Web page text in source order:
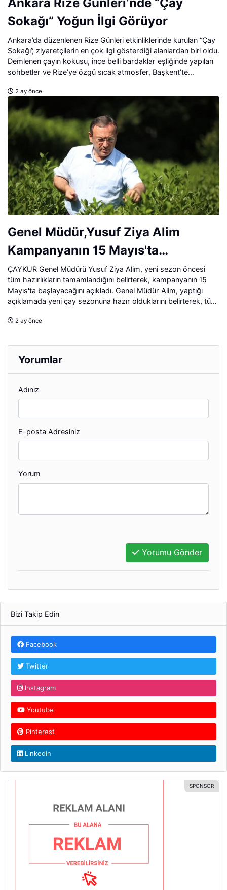
Sokağı” Yoğun İlgi Görüyor
Ankara’da düzenlenen Rize Günleri etkinliklerinde kurulan “Çay
Sokağı”, ziyaretçilerin en çok ilgi gösterdiği alanlardan biri oldu.
Demlenen çayın kokusu, ince belli bardaklar eşliğinde yapılan
sohbetler ve Rize’ye özgü sıcak atmosfer, Başkent’te
2 ay önce
Genel Müdür,Yusuf Ziya Alim
Kampanyanın 15 Mayıs'ta
Başlayacağını açıkladı
ÇAYKUR Genel Müdürü Yusuf Ziya Alim, yeni sezon öncesi
tüm hazırlıkların tamamlandığını belirterek, kampanyanın 15
Mayıs'ta başlayacağını açıkladı. Genel Müdür Alim, yaptığı
açıklamada yeni çay sezonuna hazır olduklarını belirterek, tüm
değerlendirildiğini söyledi.
2 ay önce
Yorumlar
Adınız
E-posta Adresiniz
Yorum
Yorumu Gönder
Bizi Takip Edin
Facebook
Twitter
Instagram
Youtube
Pinterest
Linkedin